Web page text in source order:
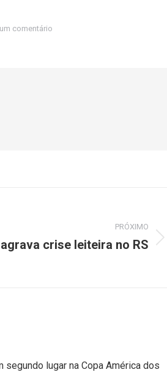
comentário
PRÓXIMO
crise leiteira no RS
segundo lugar na Copa América dos